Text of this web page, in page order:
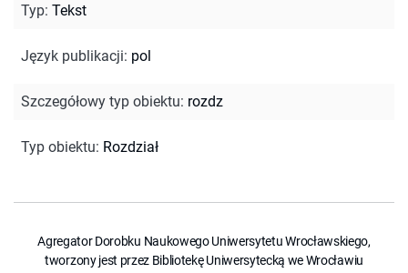
Typ: Tekst
Język publikacji: pol
Szczegółowy typ obiektu: rozdz
Typ obiektu: Rozdział
Agregator Dorobku Naukowego Uniwersytetu Wrocławskiego,
tworzony jest przez Bibliotekę Uniwersytecką we Wrocławiu